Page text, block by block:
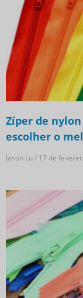
Zíper de
escolher o
Jason Lu 17 de